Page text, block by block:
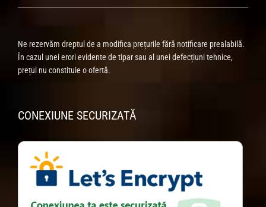
Ne rezervăm dreptul de a modifica prețurile fără notificare prealabilă.
În cazul unei erori evidente de tipar sau al unei defecțiuni tehnice,
prețul nu constituie o ofertă.
CONEXIUNE SECURIZATĂ